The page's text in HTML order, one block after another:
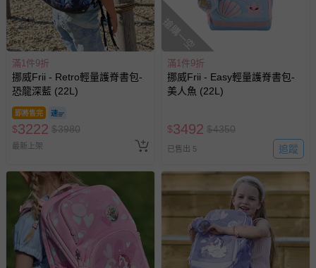
滿1件9折
挪威Frii - Retro輕量護脊書包-
恐龍深藍 (22L)
即將售完
$3222 $3980
最新上架
搶購一空
滿1件9折
挪威Frii - Easy輕量護脊書包-
美人魚 (22L)
$3492 $4350
已售出 5 追蹤